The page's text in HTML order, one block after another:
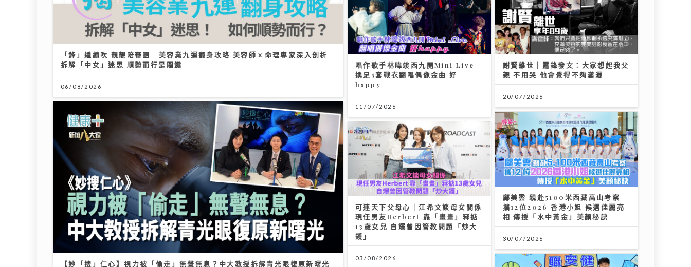
「鋒」繼續吹 靚靚陪審團 | 美容業九運翻身攻略 美容師ｘ命理專家深入剖析
拆解「中女」迷思 順勢而行是關鍵
06/08/2026
唱作歌手林暐竣西九開Mini Live
換足5套戰衣翻唱偶像金曲 好
happy
11/07/2026
謝賢離世｜霆鋒發文：大家想起我父
親 不用哭 他會覺得不夠瀟灑
20/07/2026
【妙「搜」仁心】視力被「偷走」無聲無息？中大教授拆解青光眼復原新曙光
鄺美雲 親赴5100米西藏高山考察
攜12位2026 香港小姐 候選佳麗亮
相 傳授「水中黃金」美顏秘訣
30/07/2026
可連天下父母心｜江希文談母女關係
現任男友Herbert 靠「畫畫」冧掂
13歲女兒 自爆曾因管教問題「炒大
鑊」
03/08/2026